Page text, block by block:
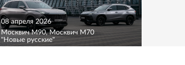
08 апреля 2026
Москвич M90, Москвич M70
"Новые русские"